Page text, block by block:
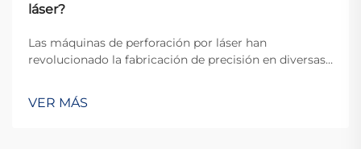
láser?
Las máquinas de perforación por láser han
revolucionado la fabricación de precisión en diversas
inigualables para crear microagujeros en diversos
materiales. Sin embargo, los potentes haces de láser
VER MÁS